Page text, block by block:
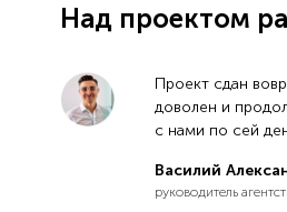
Над проектом
Проект сдан
доволен и
с нами по сей
Василий
руководитель